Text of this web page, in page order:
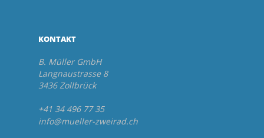
KONTAKT
B. Müller GmbH
Langnaustrasse 8
3436 Zollbrück
+41 34 496 77 35
info@mueller-zweirad.ch